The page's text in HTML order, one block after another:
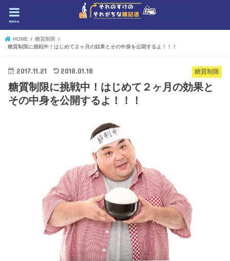
menu
HOME
糖質制限
糖質制限に挑戦中！はじめて２ヶ月の効果とその中身を公開するよ！！！
糖質制限
2017.11.21 2018.01.18
糖質制限に挑戦中！はじめて２ヶ月の効果と
その中身を公開するよ！！！